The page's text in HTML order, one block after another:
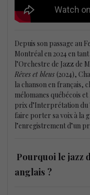
Depuis son passage au
Montréal en 2024 en
l’Orchestre de Jazz de
Rêves et bleus (2024),
la chanson en français,
mélomanes québécois
prix d’Interprétation du
faire porter sa voix à la
l’enregistrement d’un
Pourquoi le jazz
anglais ?